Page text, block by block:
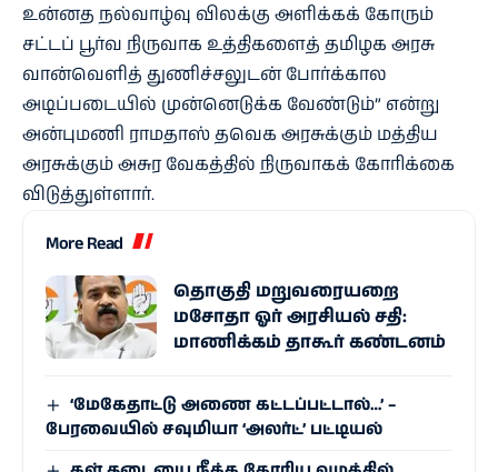
உன்னத நல்வாழ்வு விலக்கு அளிக்கக் கோரும்
சட்டப் பூர்வ நிருவாக உத்திகளைத் தமிழக அரசு
வான்வெளித் துணிச்சலுடன் போர்க்கால
அடிப்படையில் முன்னெடுக்க வேண்டும்” என்று
அன்புமணி ராமதாஸ் தவெக அரசுக்கும் மத்திய
அரசுக்கும் அசுர வேகத்தில் நிருவாகக் கோரிக்கை
விடுத்துள்ளார்.
More Read
தொகுதி மறுவரையறை
மசோதா ஓர் அரசியல் சதி:
மாணிக்கம் தாகூர் கண்டனம்
‘மேகேதாட்டு அணை கட்டப்பட்டால்…’ –
பேரவையில் சவுமியா ‘அலர்ட்’ பட்டியல்